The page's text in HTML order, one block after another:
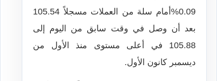
0.09%أمام سلة من العملات مسجلاً 105.54
بعد أن وصل في وقت سابق من اليوم إلى
105.88 في أعلى مستوى منذ الأول من
ديسمبر كانون الأول.